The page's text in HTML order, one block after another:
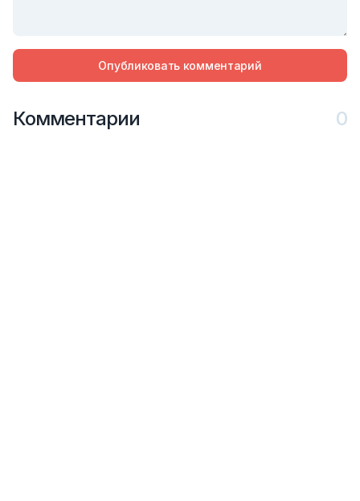
Опубликовать комментарий
Комментарии 0